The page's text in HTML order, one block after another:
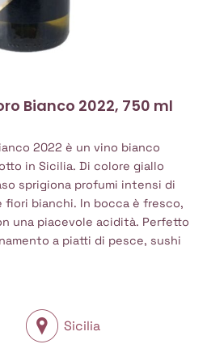
Bianco 2022, 750 ml
2022 è un vino bianco
in Sicilia. Di colore giallo
sprigiona profumi intensi di
fiori bianchi. In bocca è fresco,
una piacevole acidità. Perfetto
a piatti di pesce, sushi
Sicilia